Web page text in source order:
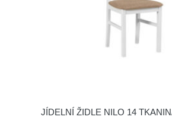
JÍDELNÍ ŽIDLE NILO 14